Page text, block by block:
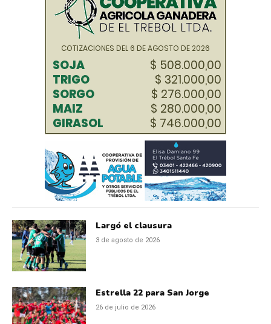
Largó el clausura
3 de agosto de 2026
Estrella 22 para San Jorge
26 de julio de 2026